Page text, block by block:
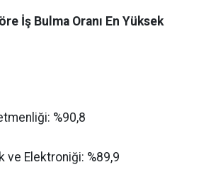
İş Bulma Oranı En Yüksek
%90,8
ve Elektroniği: %89,9